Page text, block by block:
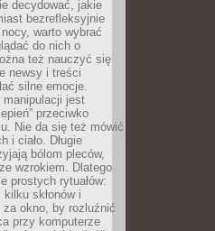
decydować, jakie
bezrefleksyjnie
warto wybrać
do nich o
też nauczyć się
newsy i treści
silne emocje.
manipulacji jest
przeciwko
Nie da się też mówić
i ciało. Długie
bólom pleców,
wzrokiem. Dlatego
prostych rytuałów:
skłonów i
za okno, by rozluźnić
przy komputerze